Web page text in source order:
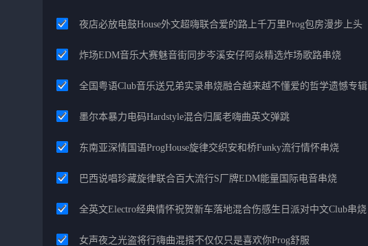
夜店必放电鼓House外文超嗨联合爱的路上千万里Prog包房漫步上头
炸场EDM音乐大赛魅音街同步岑溪安仔阿焱精选炸场歌路串烧
全国粤语Club音乐送兄弟实录串烧融合越来越不懂爱的哲学遗憾专辑
墨尔本暴力电码Hardstyle混合归属老嗨曲英文弹跳
东南亚深情国语ProgHouse旋律交织安和桥Funky流行情怀串烧
巴西说唱珍藏旋律联合百大流行S厂牌EDM能量国际电音串烧
全英文Electro经典情怀祝贺新车落地混合伤感生日派对中文Club串烧
女声夜之光盗将行嗨曲混搭不仅仅只是喜欢你Prog舒服